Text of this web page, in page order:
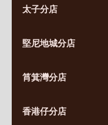
太子分店
營業時間:
九龍太子太子道西141號
堅尼地城分店
營業時間:
香港堅尼地城卑路乍街
筲箕灣分店
營業時間:
香港仔分店